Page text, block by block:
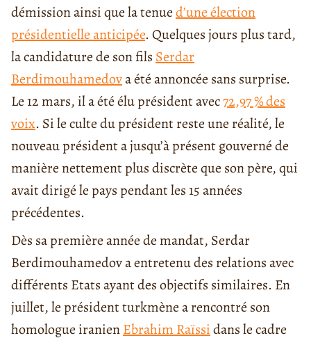
démission ainsi que la tenued’une élection
présidentielle anticipée. Quelques jours plus tard,
la candidature de son fils Serdar
Berdimouhamedova été annoncée sans surprise.
Le 12 mars, il a été élu président avec72,97 % des
voix. Si le culte du président reste une réalité, le
nouveau président a jusqu’à présent gouverné de
manière nettement plus discrète que son père, qui
avait dirigé le pays pendant les 15 années
précédentes.
Dès sa première année de mandat, Serdar
Berdimouhamedov a entretenu des relations avec
différents Etats ayant des objectifs similaires. En
juillet, le président turkmène a rencontré son
homologue iranienEbrahim Raïssidans le cadre